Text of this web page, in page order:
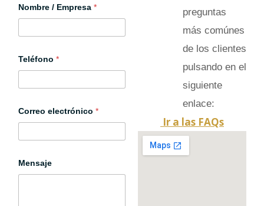
Nombre / Empresa *
Teléfono *
Correo electrónico *
Mensaje
preguntas
más comúnes
de los clientes
pulsando en el
siguiente
enlace:
Ir a las FAQs